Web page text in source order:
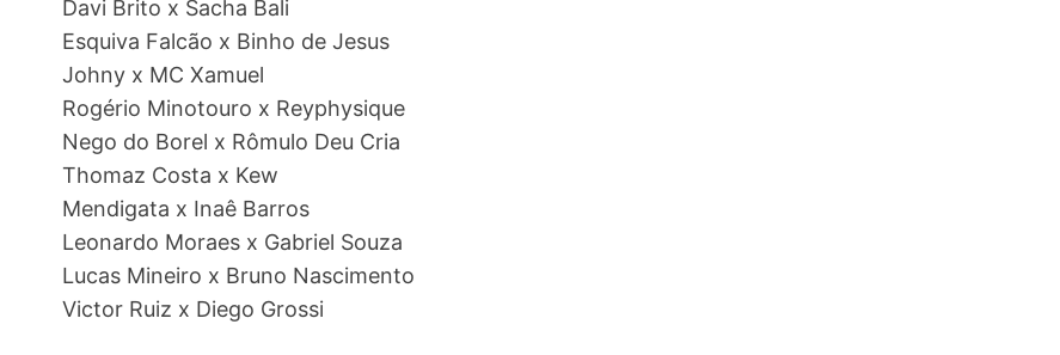
Davi Brito x Sacha Bali
Esquiva Falcão x Binho de Jesus
Johny x MC Xamuel
Rogério Minotouro x Reyphysique
Nego do Borel x Rômulo Deu Cria
Thomaz Costa x Kew
Mendigata x Inaê Barros
Leonardo Moraes x Gabriel Souza
Lucas Mineiro x Bruno Nascimento
Victor Ruiz x Diego Grossi